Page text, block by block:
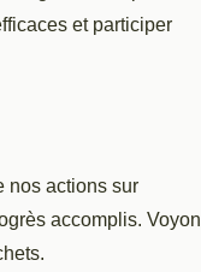
et participer
nos actions sur
accomplis.